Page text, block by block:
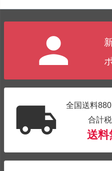
全国送料
合計
送料